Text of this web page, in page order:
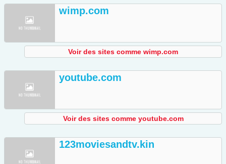
wimp.com
Voir des sites comme wimp.com
youtube.com
Voir des sites comme youtube.com
123moviesandtv.kin